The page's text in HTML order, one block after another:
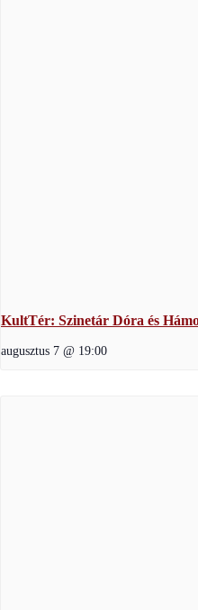
KultTér: Szinetár Dóra és
augusztus 7 @ 19:00